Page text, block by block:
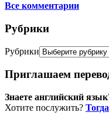
Все комментарии
Рубрики
Рубрики
Приглашаем
Знаете английский
Хотите послужить?